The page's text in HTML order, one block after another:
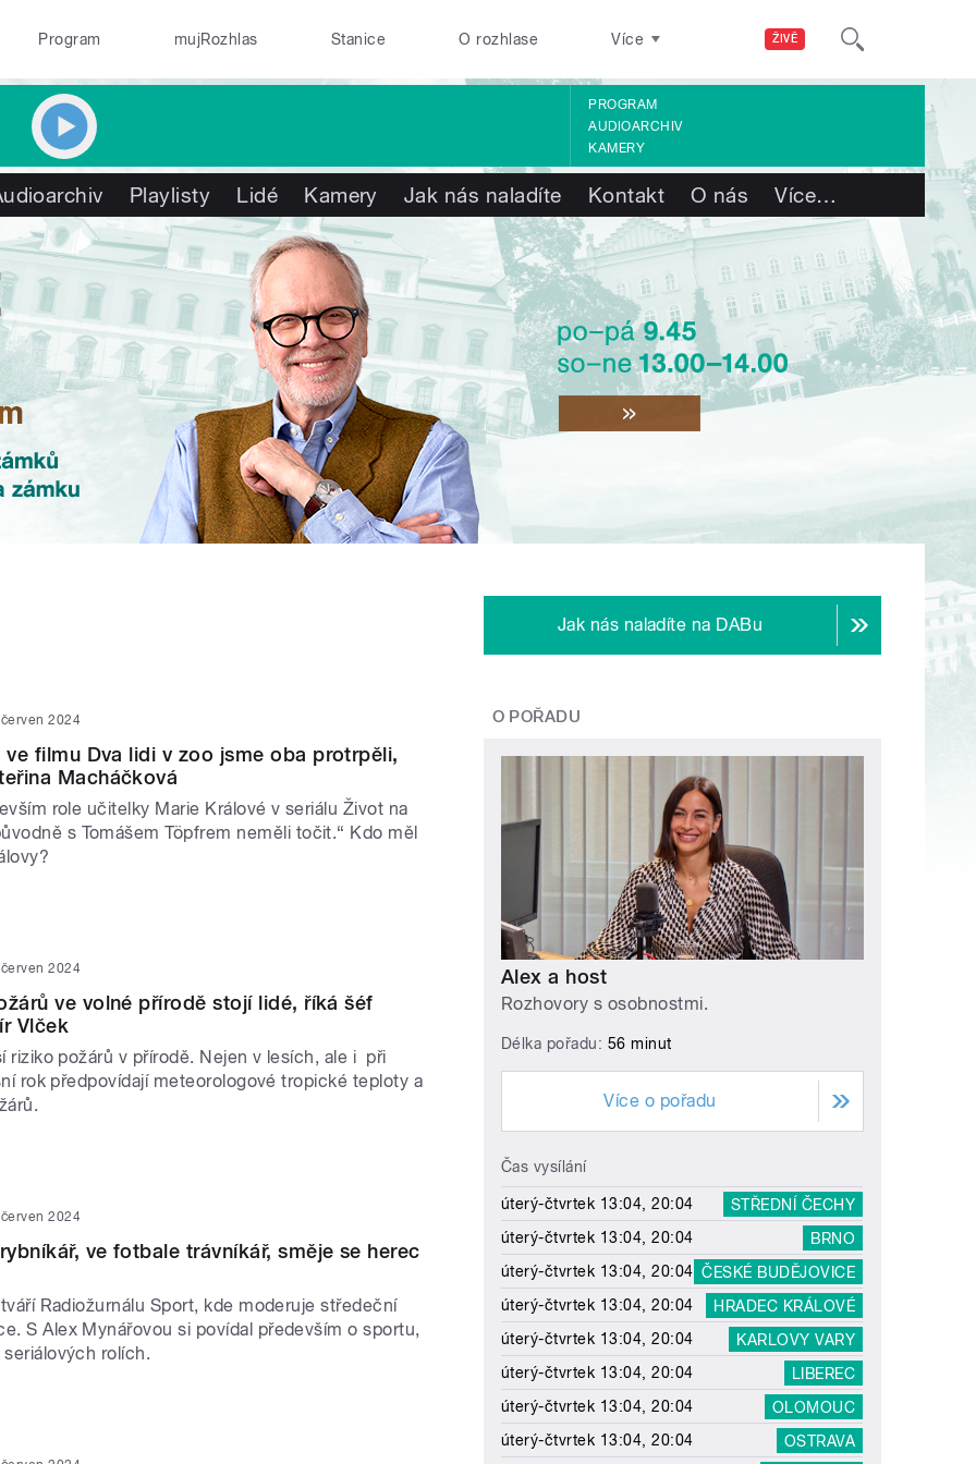
ŽIVĚ
Program mujRozhlas Stanice O rozhlase Více
PROGRAM
AUDIOARCHIV
KAMERY
Playlisty Lidé Kamery Jak nás naladíte Kontakt O nás Více…
2024
filmu Dva lidi v zoo jsme oba protrpěli,
Macháčková
role učitelky Marie Králové v seriálu Život na
s Tomášem Töpfrem neměli točit.“ Kdo měl
2024
ve volné přírodě stojí lidé, říká šéf
Vlček
riziko požárů v přírodě. Nejen v lesích, ale i při
rok předpovídají meteorologové tropické teploty a
2024
ve fotbale trávníkář, směje se herec
Radiožurnálu Sport, kde moderuje středeční
S Alex Mynářovou si povídal především o sportu,
rolích.
Jak nás naladíte na DABu
O POŘADU
Alex a host
Rozhovory s osobnostmi.
Délka pořadu: 56 minut
Více o pořadu
Čas vysílání
úterý-čtvrtek 13:04, 20:04
STŘEDNÍ ČECHY
úterý-čtvrtek 13:04, 20:04
BRNO
úterý-čtvrtek 13:04, 20:04 ČESKÉ BUDĚJOVICE
úterý-čtvrtek 13:04, 20:04
HRADEC KRÁLOVÉ
úterý-čtvrtek 13:04, 20:04
KARLOVY VARY
úterý-čtvrtek 13:04, 20:04
LIBEREC
úterý-čtvrtek 13:04, 20:04
OLOMOUC
úterý-čtvrtek 13:04, 20:04
OSTRAVA